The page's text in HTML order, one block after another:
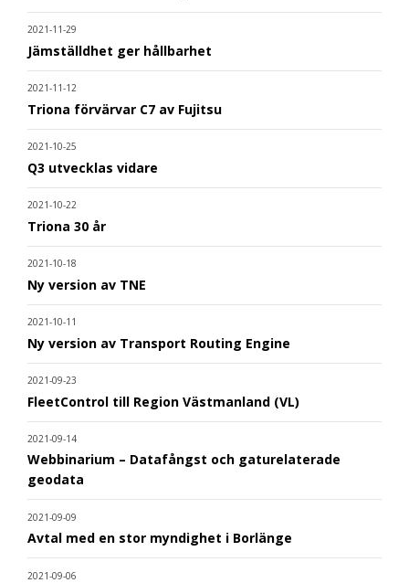
2021-11-29
Jämställdhet ger hållbarhet
2021-11-12
Triona förvärvar C7 av Fujitsu
2021-10-25
Q3 utvecklas vidare
2021-10-22
Triona 30 år
2021-10-18
Ny version av TNE
2021-10-11
Ny version av Transport Routing Engine
2021-09-23
FleetControl till Region Västmanland (VL)
2021-09-14
Webbinarium – Datafångst och gaturelaterade
geodata
2021-09-09
Avtal med en stor myndighet i Borlänge
2021-09-06